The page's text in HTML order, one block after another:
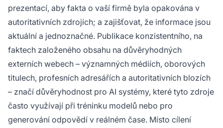
prezentací, aby fakta o vaší firmě byla opakována v
autoritativních zdrojích; a zajišťovat, že informace jsou
aktuální a jednoznačné. Publikace konzistentního, na
faktech založeného obsahu na důvěryhodných
externích webech – významných médiích, oborových
titulech, profesních adresářích a autoritativních blozích
– značí důvěryhodnost pro AI systémy, které tyto zdroje
často využívají při tréninku modelů nebo pro
generování odpovědí v reálném čase. Místo cílení